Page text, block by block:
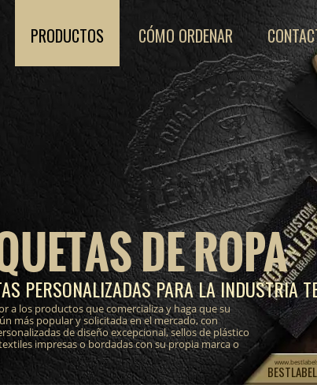
DE ROPA
PERSONALIZADAS PARA LA INDUSTRIA
a los productos que comercializa y haga que su
más popular y solicitada en el mercado, con
de diseño excepcional, sellos de plástico
impresas o bordadas con su propia marca o
PRODUCTOS CÓMO ORDENAR